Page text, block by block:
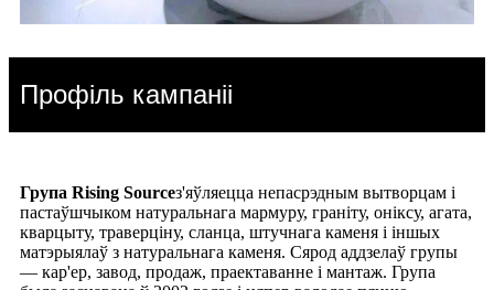
Профіль кампаніі
Група Rising Sourceз'яўляецца непасрэдным вытворцам і
пастаўшчыком натуральнага мармуру, граніту, оніксу, агата,
кварцыту, траверціну, сланца, штучнага каменя і іншых
матэрыялаў з натуральнага каменя. Сярод аддзелаў групы
— кар'ер, завод, продаж, праектаванне і мантаж. Група